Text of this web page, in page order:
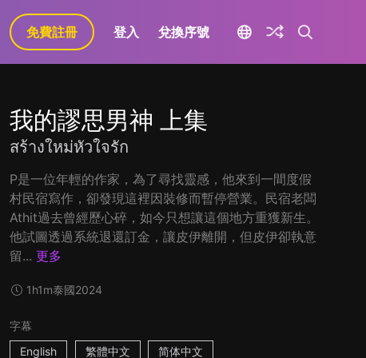
免費註冊 登入 兌換序號
我的謬思男神 上集
สร้างใหม่หัวใจรัก
P是一位年輕的作家，為了尋找靈感，他來到一間度假
村民宿寫作，卻發現這裡因裝修而暫停營業。民宿老闆
Athit過去曾經歷心碎，如今只想讓這個地方重獲新生。
他試圖透過系統退還訂金，讓皮伊離開，但皮伊卻執意
留... 更多
1h1m泰國2024
字幕
English
繁體中文 简体中文